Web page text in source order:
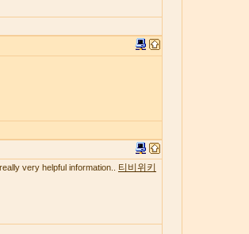
very helpful information.. 티비위키